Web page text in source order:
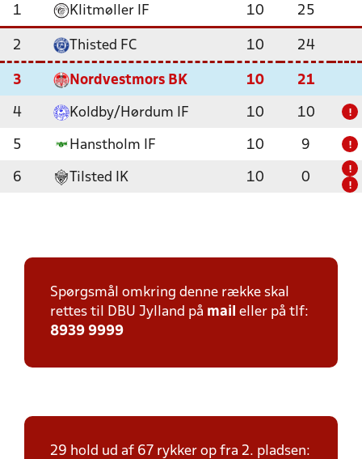
1 Klitmøller IF 10 25
2 Thisted FC 10 24
3 Nordvestmors BK 10 21
4 Koldby/Hørdum IF 10 10 !
5 Hanstholm IF 10 9 !
6 Tilsted IK 10 0
!
!
Spørgsmål omkring denne række skal
rettes til DBU Jylland på mail eller på tlf:
8939 9999
29 hold ud af 67 rykker op fra 2. pladsen: